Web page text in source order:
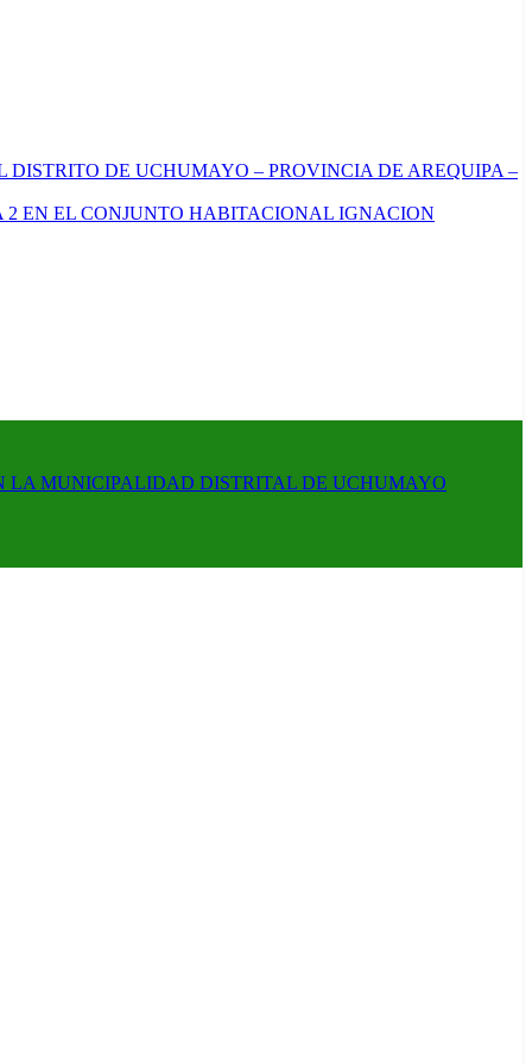
DISTRITO DE UCHUMAYO – PROVINCIA DE AREQUIPA –
EN EL CONJUNTO HABITACIONAL IGNACION
LA MUNICIPALIDAD DISTRITAL DE UCHUMAYO